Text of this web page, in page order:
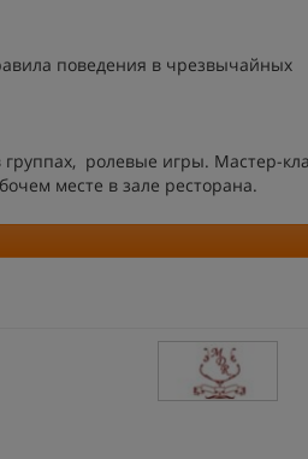
поведения в чрезвычайных
ролевые игры. Мастер-
месте в зале ресторана.